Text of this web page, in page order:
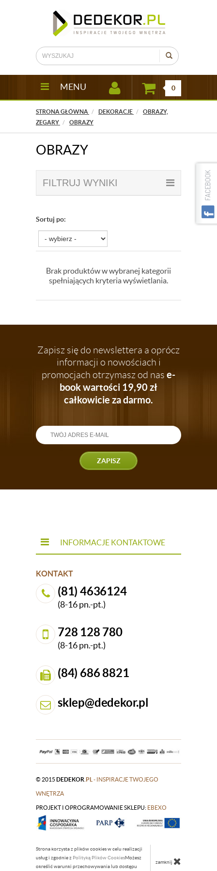
MENU 0
STRONA GŁÓWNA DEKORACJE
OBRAZY,
ZEGARY
OBRAZY
OBRAZY
FILTRUJ WYNIKI
Sortuj po:
Brak produktów w wybranej kategorii
spełniających kryteria wyświetlania.
Zapisz się do newslettera a oprócz
informacji o nowościach i
promocjach otrzymasz od nas e-
book wartości 19,90 zł
całkowicie za darmo.
ZAPISZ
INFORMACJE KONTAKTOWE
KONTAKT
(81) 4636124
(8-16 pn.-pt.)
728 128 780
(8-16 pn.-pt.)
(84) 686 8821
sklep@dedekor.pl
© 2015 DEDEKOR .PL - INSPIRACJE TWOJEGO
WNĘTRZA
|
PROJEKT I OPROGRAMOWANIE SKLEPU: EBEXO
Strona korzysta z plików cookies w celu realizacji
usług i zgodnie z Polityką Plików CookiesMożesz
określić warunki przechowywania lub dostępu
zamknij